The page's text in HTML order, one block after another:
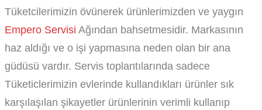
Tüketcilerimizin övünerek ürünlerimizden ve yaygın
Empero Servisi Ağından bahsetmesidir. Markasının
haz aldığı ve o işi yapmasına neden olan bir ana
güdüsü vardır. Servis toplantılarında sadece
Tüketiclerimizin evlerinde kullandıkları ürünler sık
karşılaşılan şikayetler ürünlerinin verimli kullanıp